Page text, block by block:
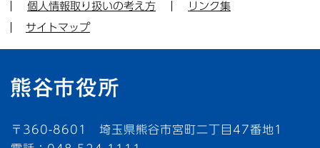
個人情報取り扱いの考え方
リンク集
サイトマップ
〒360-8601 埼玉県熊谷市宮町二丁目47番地1